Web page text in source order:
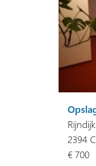
2394
€ 700